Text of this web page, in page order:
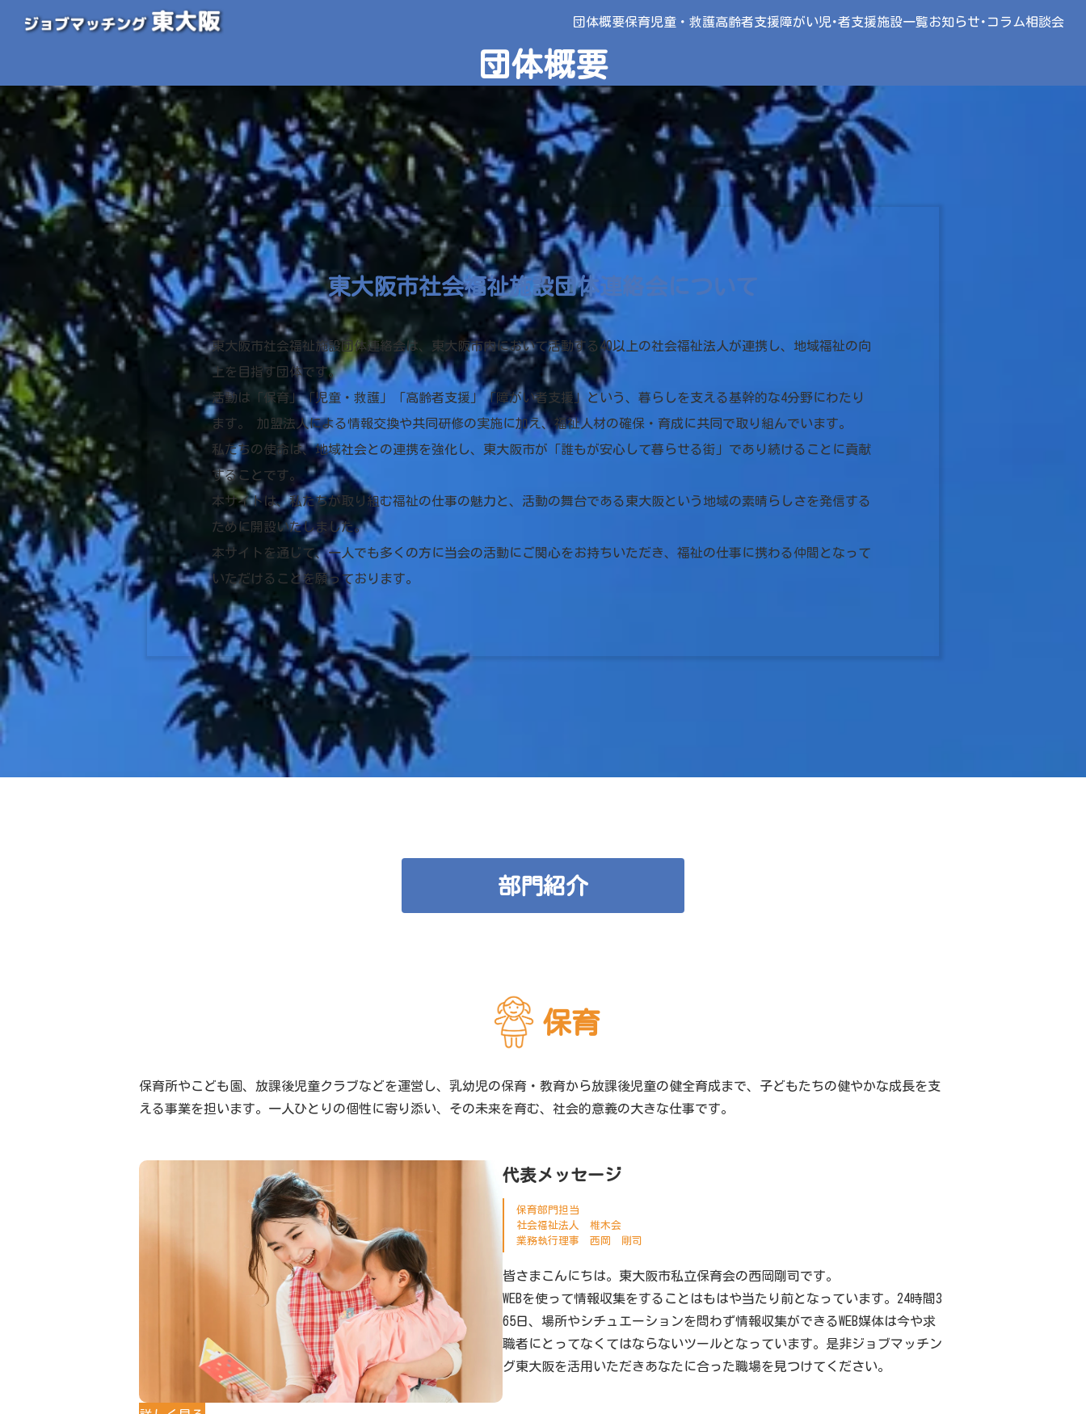
団体概要保育児童・救護高齢者支援障がい児･者支援施設一覧お知らせ･コラム相談会
団体概要
東大阪市社会福祉施設団体連絡会について
東大阪市社会福祉施設団体連絡会は、東大阪市内において活動する40以上の社会福祉法人が連携し、地域福祉の向
上を目指す団体です。
活動は「保育」「児童・救護」「高齢者支援」「障がい者支援」という、暮らしを支える基幹的な4分野にわたり
ます。 加盟法人による情報交換や共同研修の実施に加え、福祉人材の確保・育成に共同で取り組んでいます。
私たちの使命は、地域社会との連携を強化し、東大阪市が「誰もが安心して暮らせる街」であり続けることに貢献
することです。
本サイトは、私たちが取り組む福祉の仕事の魅力と、活動の舞台である東大阪という地域の素晴らしさを発信する
ために開設いたしました。
本サイトを通じて、一人でも多くの方に当会の活動にご関心をお持ちいただき、福祉の仕事に携わる仲間となって
いただけることを願っております。
部門紹介
保育
保育所やこども園、放課後児童クラブなどを運営し、乳幼児の保育・教育から放課後児童の健全育成まで、子どもたちの健やかな成長を支
える事業を担います。一人ひとりの個性に寄り添い、その未来を育む、社会的意義の大きな仕事です。
代表メッセージ
保育部門担当
社会福祉法人 椎木会
業務執行理事 西岡 剛司
皆さまこんにちは。東大阪市私立保育会の西岡剛司です。
WEBを使って情報収集をすることはもはや当たり前となっています。24時間3
65日、場所やシチュエーションを問わず情報収集ができるWEB媒体は今や求
職者にとってなくてはならないツールとなっています。是非ジョブマッチン
グ東大阪を活用いただきあなたに合った職場を見つけてください。